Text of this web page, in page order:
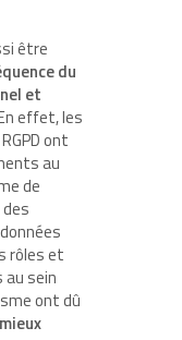
être
du
et
effet, les
ont
au
de
rôles et
sein
ont dû
mieux